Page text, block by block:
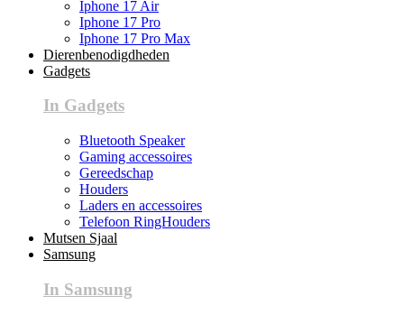
Iphone 17 Air
Iphone 17 Pro
Iphone 17 Pro Max
Dierenbenodigdheden
Gadgets
In Gadgets
Bluetooth Speaker
Gaming accessoires
Gereedschap
Houders
Laders en accessoires
Telefoon RingHouders
Mutsen Sjaal
Samsung
In Samsung